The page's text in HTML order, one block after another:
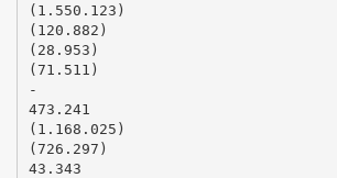
(1.550.123)
(120.882)
(28.953)
(71.511)
-
473.241
(1.168.025)
(726.297)
43.343